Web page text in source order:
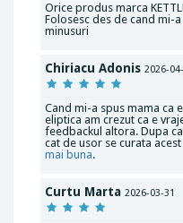
Orice produs marca
Folosesc des de cand mi-
minusuri
Chiriacu Adonis 2026-
Cand mi-a spus mama ca
eliptica am crezut ca e
feedbackul altora. Dupa
cat de usor se curata
mai buna.
Curtu Marta 2026-03-31